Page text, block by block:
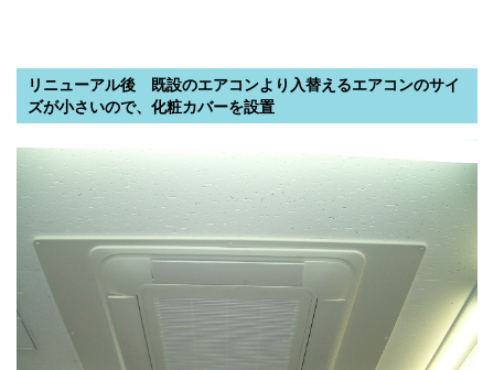
リニューアル後 既設のエアコンより入替えるエアコンのサイ
ズが小さいので、化粧カバーを設置